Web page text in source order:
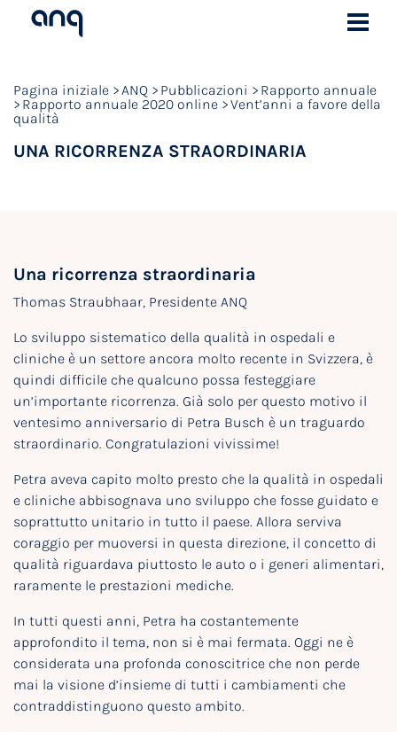
Pagina iniziale ANQ Pubblicazioni
Rapporto annuale
Rapporto annuale 2020 online
Vent’anni a favore della
qualità
UNA RICORRENZA STRAORDINARIA
Una ricorrenza straordinaria
Thomas Straubhaar, Presidente ANQ
Lo sviluppo sistematico della qualità in ospedali e
cliniche è un settore ancora molto recente in Svizzera, è
quindi difficile che qualcuno possa festeggiare
un’importante ricorrenza. Già solo per questo motivo il
ventesimo anniversario di Petra Busch è un traguardo
straordinario. Congratulazioni vivissime!
Petra aveva capito molto presto che la qualità in ospedali
e cliniche abbisognava uno sviluppo che fosse guidato e
soprattutto unitario in tutto il paese. Allora serviva
coraggio per muoversi in questa direzione, il concetto di
qualità riguardava piuttosto le auto o i generi alimentari,
raramente le prestazioni mediche.
In tutti questi anni, Petra ha costantemente
approfondito il tema, non si è mai fermata. Oggi ne è
considerata una profonda conoscitrice che non perde
mai la visione d’insieme di tutti i cambiamenti che
contraddistinguono questo ambito.